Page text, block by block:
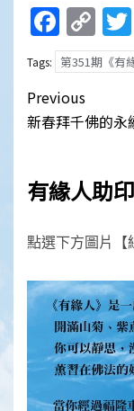
Tags: 第351期《有
Post
Previous
新春拜千佛的永
有緣人助印
點選下方圖片【